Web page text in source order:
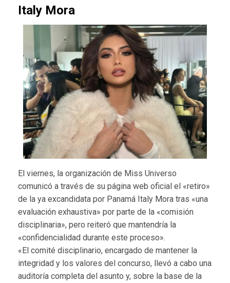
Italy Mora
El viernes, la organización de Miss Universo
comunicó a través de su página web oficial el «retiro»
de la ya excandidata por Panamá Italy Mora tras «una
evaluación exhaustiva» por parte de la «comisión
disciplinaria», pero reiteró que mantendría la
«confidencialidad durante este proceso».
«El comité disciplinario, encargado de mantener la
integridad y los valores del concurso, llevó a cabo una
auditoría completa del asunto y, sobre la base de la